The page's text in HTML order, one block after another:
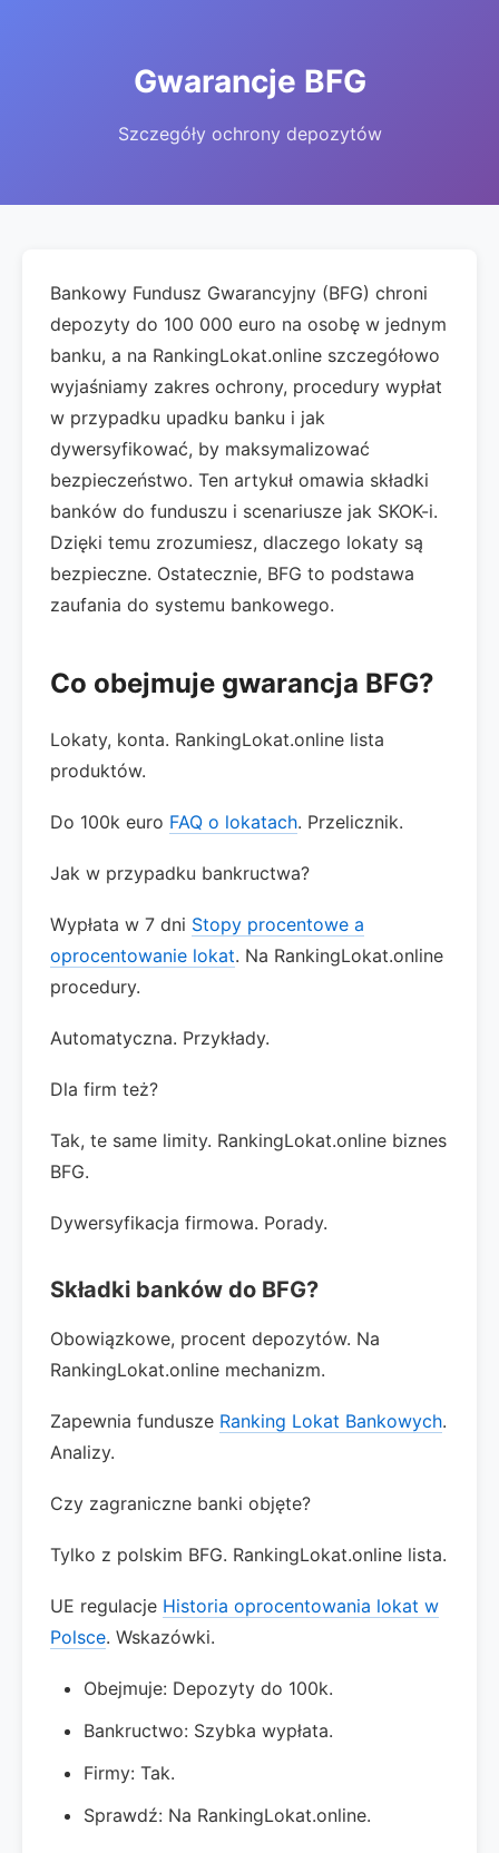
Gwarancje BFG
Szczegóły ochrony depozytów
Bankowy Fundusz Gwarancyjny (BFG) chroni
depozyty do 100 000 euro na osobę w jednym
banku, a na RankingLokat.online szczegółowo
wyjaśniamy zakres ochrony, procedury wypłat
w przypadku upadku banku i jak
dywersyfikować, by maksymalizować
bezpieczeństwo. Ten artykuł omawia składki
banków do funduszu i scenariusze jak SKOK-i.
Dzięki temu zrozumiesz, dlaczego lokaty są
bezpieczne. Ostatecznie, BFG to podstawa
zaufania do systemu bankowego.
Co obejmuje gwarancja BFG?
Lokaty, konta. RankingLokat.online lista
produktów.
Do 100k euro FAQ o lokatach. Przelicznik.
Jak w przypadku bankructwa?
Wypłata w 7 dni Stopy procentowe a
oprocentowanie lokat. Na RankingLokat.online
procedury.
Automatyczna. Przykłady.
Dla firm też?
Tak, te same limity. RankingLokat.online biznes
BFG.
Dywersyfikacja firmowa. Porady.
Składki banków do BFG?
Obowiązkowe, procent depozytów. Na
RankingLokat.online mechanizm.
Zapewnia fundusze Ranking Lokat Bankowych.
Analizy.
Czy zagraniczne banki objęte?
Tylko z polskim BFG. RankingLokat.online lista.
UE regulacje Historia oprocentowania lokat w
Polsce. Wskazówki.
Obejmuje: Depozyty do 100k.
Bankructwo: Szybka wypłata.
Firmy: Tak.
Sprawdź: Na RankingLokat.online.